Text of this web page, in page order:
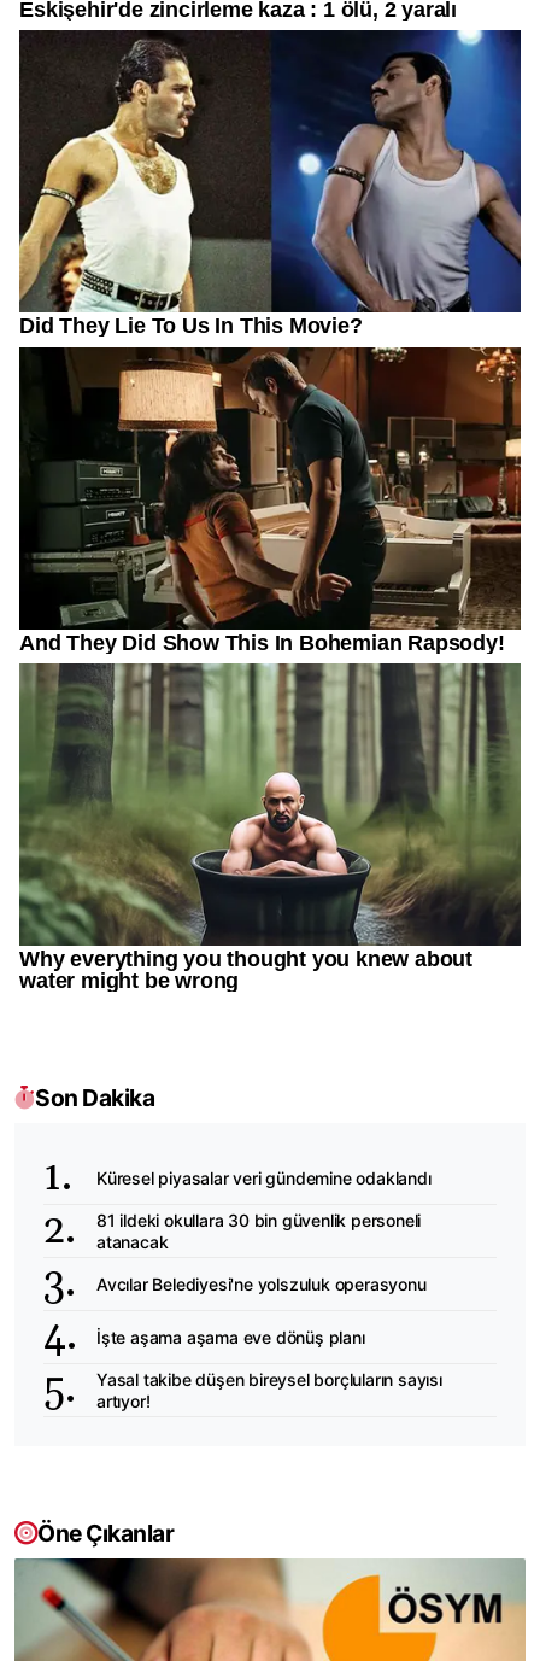
Son Dakika
Küresel piyasalar veri gündemine odaklandı
81 ildeki okullara 30 bin güvenlik personeli
atanacak
Avcılar Belediyesi'ne yolszuluk operasyonu
İşte aşama aşama eve dönüş planı
Yasal takibe düşen bireysel borçluların sayısı
artıyor!
Öne Çıkanlar